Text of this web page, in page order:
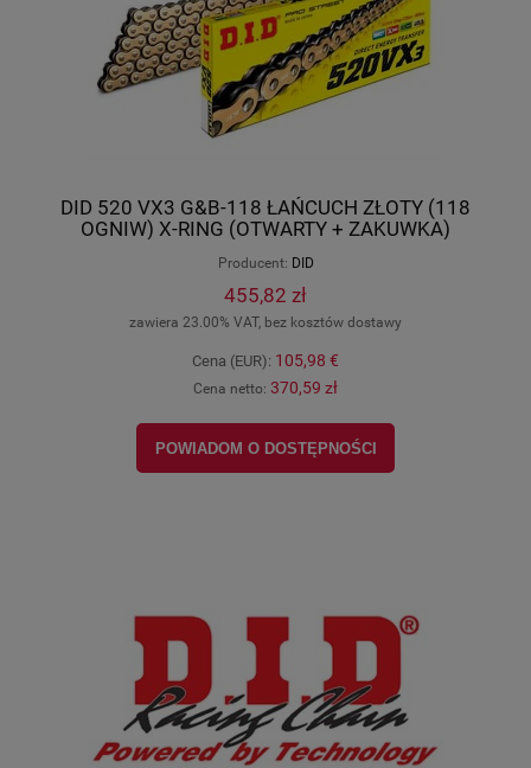
DID 520 VX3 G&B-118 ŁAŃCUCH ZŁOTY (118
OGNIW) X-RING (OTWARTY + ZAKUWKA)
Producent: DID
455,82 zł
zawiera 23.00% VAT, bez kosztów dostawy
Cena (EUR): 105,98 €
Cena netto: 370,59 zł
POWIADOM O DOSTĘPNOŚCI